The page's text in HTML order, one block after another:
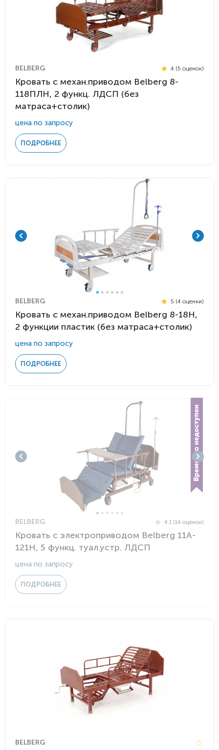
BELBERG 4 (5 оценок)
Кровать c механ.приводом Belberg 8-
118ПЛН, 2 функц. ЛДСП (без
матраса+столик)
цена по запросу
ПОДРОБНЕЕ
BELBERG 5 (4 оценки)
Кровать c механ.приводом Belberg 8-18H,
2 функции пластик (без матраса+столик)
цена по запросу
ПОДРОБНЕЕ
BELBERG 4.1 (14 оценок)
Кровать с электроприводом Belberg 11A-
121Н, 5 функц. туал.устр. ЛДСП
цена по запросу
ПОДРОБНЕЕ
BELBERG